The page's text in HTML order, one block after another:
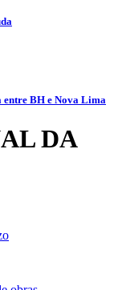
BH e Nova Lima
DA